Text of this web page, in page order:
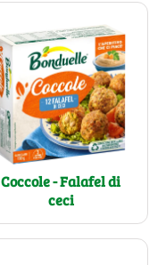
Coccole - Falafel di
ceci